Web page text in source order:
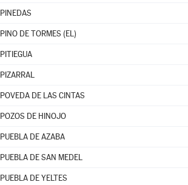
PINEDAS
PINO DE TORMES (EL)
PITIEGUA
PIZARRAL
POVEDA DE LAS CINTAS
POZOS DE HINOJO
PUEBLA DE AZABA
PUEBLA DE SAN MEDEL
PUEBLA DE YELTES